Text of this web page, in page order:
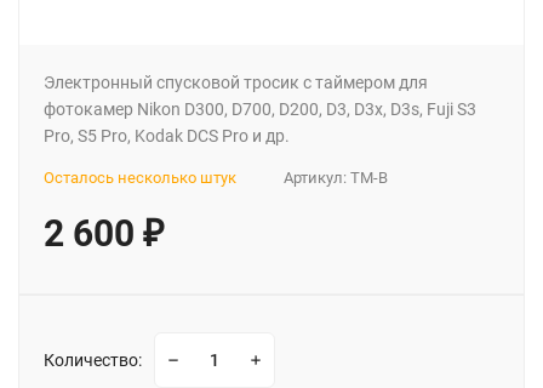
Электронный спусковой тросик с таймером для
фотокамер Nikon D300, D700, D200, D3, D3x, D3s, Fuji S3
Pro, S5 Pro, Kodak DCS Pro и др.
Артикул: TM-B
Осталось несколько штук
2 600 ₽
Количество: